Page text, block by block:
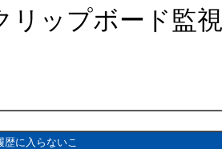
リップボード監
歴に入らないこ